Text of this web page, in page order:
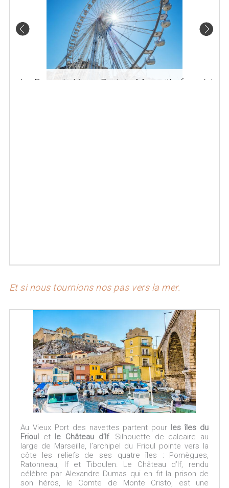
La Roue du Vieux Port de Marseille face à la
Et si nous tournions nos pas vers la mer.
Au Vieux Port des navettes partent pour les îles du
Frioul et le Château d’If. Silhouette de calcaire au
large de Marseille, l’archipel du Frioul pointe vers la
côte les reliefs de ses quatre îles : Pomègues,
Ratonneau, If et Tiboulen. Le Château d’If, rendu
célèbre par Alexandre Dumas qui en fit la prison de
son héros, le Comte de Monte Cristo, est une